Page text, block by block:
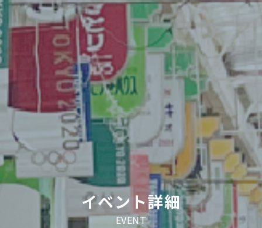
イベント詳細
EVENT